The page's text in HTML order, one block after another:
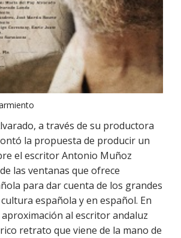
a través de su productora
la propuesta de producir un
el escritor Antonio Muñoz
las ventanas que ofrece
para dar cuenta de los grandes
española y en español. En
al escritor andaluz
retrato que viene de la mano de